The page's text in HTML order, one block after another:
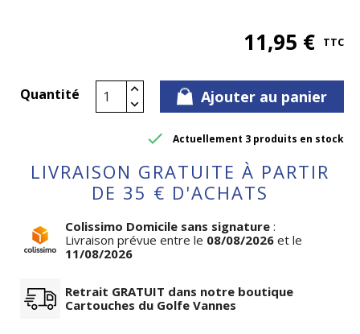
11,95 € TTC
Quantité Ajouter au panier
 Actuellement 3 produits en stock
LIVRAISON GRATUITE À PARTIR
DE 35 € D'ACHATS
Colissimo Domicile sans signature :
Livraison prévue entre le 08/08/2026 et le
11/08/2026
Retrait GRATUIT dans notre boutique
Cartouches du Golfe Vannes